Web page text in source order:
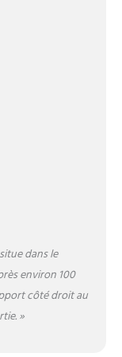
des
tout le
offre
résistance
De plus,
dans le
environ 100
côté droit au
»